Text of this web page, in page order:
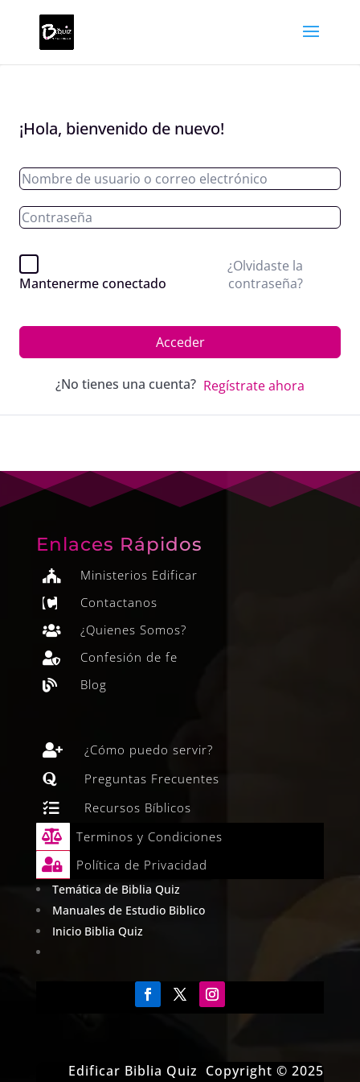
¡Hola, bienvenido de nuevo!
Mantenerme conectado
¿Olvidaste la
contraseña?
Acceder
¿No tienes una cuenta? Regístrate ahora
Enlaces Rápidos
 Ministerios Edificar
 Contactanos
 ¿Quienes Somos?
 Confesión de fe
 Blog
 ¿Cómo puedo servir?
 Preguntas Frecuentes
 Recursos Bíblicos
 Terminos y Condiciones
 Política de Privacidad
Temática de Biblia Quiz
Manuales de Estudio Biblico
Inicio Biblia Quiz
Edificar Biblia Quiz Copyright © 2025